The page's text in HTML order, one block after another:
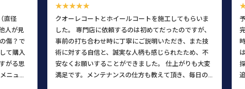
直径
人が見
傷？で
て購入
がる思
ニュー
★★★★★
クオーレコートとホイールコートを施工してもらいま
した。 専門店に依頼するのは初めてだったのですが、
事前の打ち合わせ時に丁寧にご説明いただき、また技
術に対する自信と、誠実な人柄も感じられたため、不
安なくお願いすることができました。 仕上がりも大変
満足です。メンテナンスの仕方も教えて頂き、毎日の